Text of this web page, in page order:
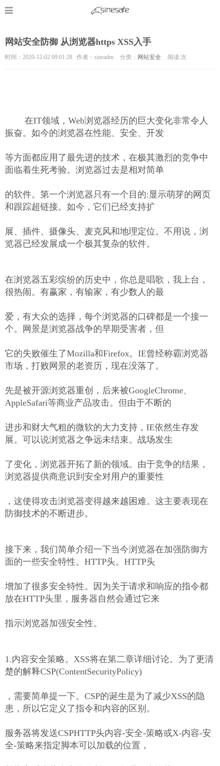
网站安全防御 从浏览器https XSS入手
时间：2020-12-02 09:01:28 作者：sineadm 分类： 网站安全 阅读:次
在IT领域，Web浏览器经历的巨大变化非常令人
振奋。如今的浏览器在性能、安全、开发
等方面都应用了最先进的技术，在极其激烈的竞争中
面临着生死考验。浏览器过去是相对简单
的软件。第一个浏览器只有一个目的:显示萌芽的网页
和跟踪超链接。如今，它们已经支持扩
展、插件、摄像头、麦克风和地理定位。不用说，浏
览器已经发展成一个极其复杂的软件。
在浏览器五彩缤纷的历史中，你总是唱歌，我上台，
很热闹。有赢家，有输家，有少数人的最
爱，有大众的选择，每个浏览器的口碑都是一个接一
个。网景是浏览器战争的早期受害者，但
它的失败催生了Mozilla和Firefox。IE曾经称霸浏览器
市场，打败网景的老资历，现在没落了。
先是被开源浏览器重创，后来被GoogleChrome、
AppleSafari等商业产品攻击。但由于不断的
进步和财大气粗的微软的大力支持，IE依然生存发
展。可以说浏览器之争远未结束。战场发生
了变化，浏览器开拓了新的领域。由于竞争的结果，
浏览器提供商意识到安全对用户的重要性
，这使得攻击浏览器变得越来越困难。这主要表现在
防御技术的不断进步。
接下来，我们简单介绍一下当今浏览器在加强防御方
面的一些安全特性。HTTP头。HTTP头
增加了很多安全特性。因为关于请求和响应的指令都
放在HTTP头里，服务器自然会通过它来
指示浏览器加强安全性。
1.内容安全策略。XSS将在第二章详细讨论。为了更清
楚的解释CSP(ContentSecurityPolicy)
，需要简单提一下。CSP的诞生是为了减少XSS的隐
患，所以它定义了指令和内容的区别。
服务器将发送CSPHTTP头内容-安全-策略或X-内容-安
全-策略来指定脚本可以加载的位置，